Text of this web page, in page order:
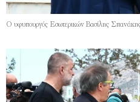
Ο υφυπουργός Εσωτερικών Βασίλης